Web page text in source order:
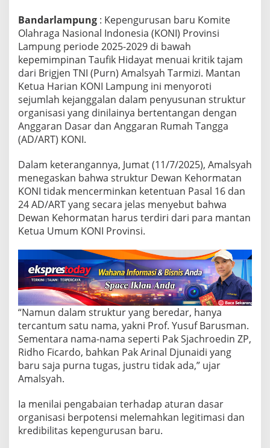
d
a
p
S
t
u
k
t
u
r
N
I
L
a
m
p
u
g
:
A
b
a
i
k
a
n
A
D
T
,
L
Bandarlampung : Kepengurusan baru Komite
Olahraga Nasional Indonesia (KONI) Provinsi
Lampung periode 2025-2029 di bawah
kepemimpinan Taufik Hidayat menuai kritik tajam
dari Brigjen TNI (Purn) Amalsyah Tarmizi. Mantan
Ketua Harian KONI Lampung ini menyoroti
sejumlah kejanggalan dalam penyusunan struktur
organisasi yang dinilainya bertentangan dengan
Anggaran Dasar dan Anggaran Rumah Tangga
(AD/ART) KONI.
Dalam keterangannya, Jumat (11/7/2025), Amalsyah
menegaskan bahwa struktur Dewan Kehormatan
KONI tidak mencerminkan ketentuan Pasal 16 dan
24 AD/ART yang secara jelas menyebut bahwa
Dewan Kehormatan harus terdiri dari para mantan
Ketua Umum KONI Provinsi.
“Namun dalam struktur yang beredar, hanya
tercantum satu nama, yakni Prof. Yusuf Barusman.
Sementara nama-nama seperti Pak Sjachroedin ZP,
Ridho Ficardo, bahkan Pak Arinal Djunaidi yang
baru saja purna tugas, justru tidak ada,” ujar
Amalsyah.
Ia menilai pengabaian terhadap aturan dasar
organisasi berpotensi melemahkan legitimasi dan
kredibilitas kepengurusan baru.